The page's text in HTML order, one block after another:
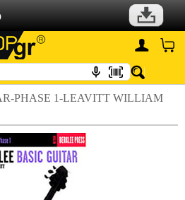
PHASE 1-LEAVITT WILLIAM